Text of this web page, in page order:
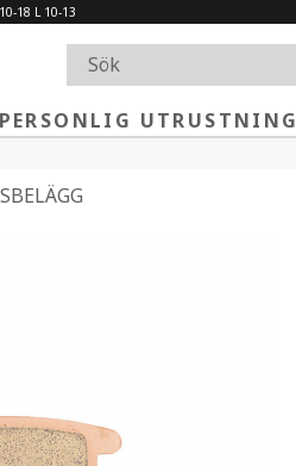
18 L 10-13
PERSONLIG UTRUSTNING